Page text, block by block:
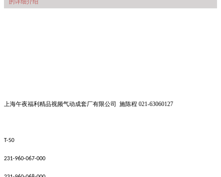
的详细介绍
上海午夜福利精品视频气动成套厂有限公司 施陈程 021-63060127
T-50
231-960-067-000